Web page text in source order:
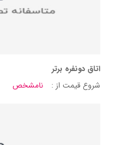
اتاق دونفره برتر
شروع قیمت از :
نامشخص